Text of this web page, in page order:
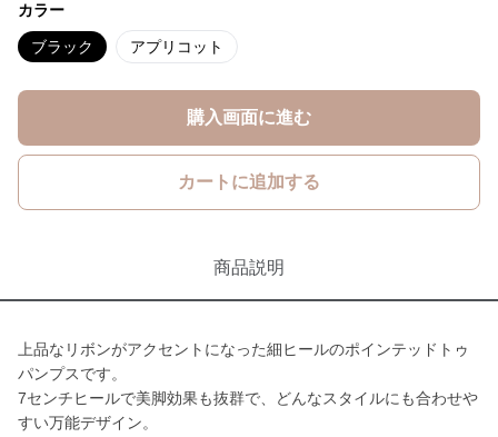
カラー
ブラック アプリコット
購入画面に進む
カートに追加する
商品説明
上品なリボンがアクセントになった細ヒールのポインテッドトゥ
パンプスです。
7センチヒールで美脚効果も抜群で、どんなスタイルにも合わせや
すい万能デザイン。